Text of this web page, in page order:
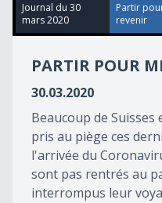
seconds
Journal du 30
mars 2020
Partir
revenir
PARTIR POUR
30.03.2020
Beaucoup de
pris au piège ces
l'arrivée du
sont pas rentrés au
interrompus leur